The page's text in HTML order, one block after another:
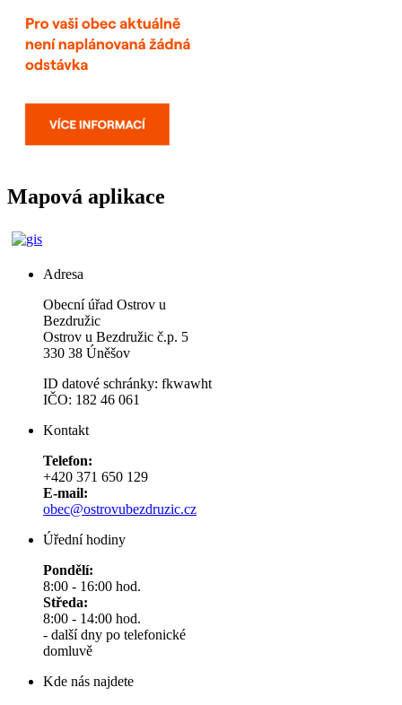
Mapová aplikace
Adresa
Obecní úřad Ostrov u
Bezdružic
Ostrov u Bezdružic č.p. 5
330 38 Úněšov
ID datové schránky: fkwawht
IČO: 182 46 061
Kontakt
Telefon:
+420 371 650 129
E-mail:
obec@ostrovubezdruzic.cz
Úřední hodiny
Pondělí:
8:00 - 16:00 hod.
Středa:
8:00 - 14:00 hod.
- další dny po telefonické
domluvě
Kde nás najdete